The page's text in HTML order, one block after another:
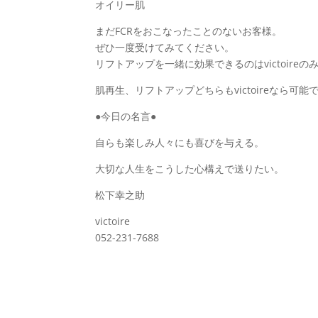
オイリー肌
まだFCRをおこなったことのないお客様。
ぜひ一度受けてみてください。
リフトアップを一緒に効果できるのはvictoireのみ
肌再生、リフトアップどちらもvictoireなら可能で
●今日の名言●
自らも楽しみ人々にも喜びを与える。
大切な人生をこうした心構えで送りたい。
松下幸之助
victoire
052-231-7688